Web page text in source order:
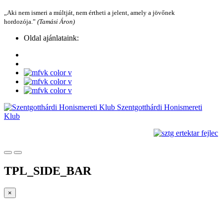
„Aki nem ismeri a múltját, nem értheti a jelent, amely a jövőnek
hordozója.” (Tamási Áron)
Oldal ajánlataink:
Szentgotthárdi Honismereti
Klub
TPL_SIDE_BAR
×